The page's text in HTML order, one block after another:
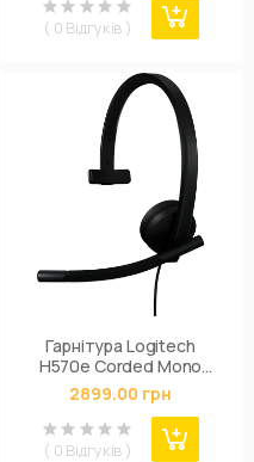
( 0 Відгуків )
Гарнітура Logitech
H570e Corded Mono
BLACK-USB-C (981-
001427)
2899.00 грн
( 0 Відгуків )